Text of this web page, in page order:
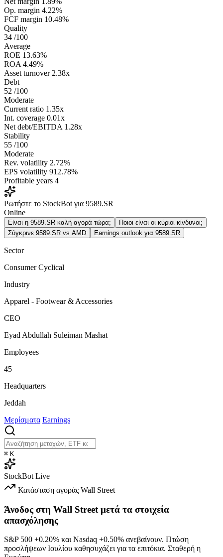
Op. margin 4.22%
FCF margin 10.48%
Quality
34 /100
Average
ROE 13.63%
ROA 4.49%
Asset turnover 2.38x
Debt
52 /100
Moderate
Current ratio 1.35x
Int. coverage 0.01x
Net debt/EBITDA 1.28x
Stability
55 /100
Moderate
Rev. volatility 2.72%
EPS volatility 912.78%
Profitable years 4
Ρωτήστε το StockBot για 9589.SR
Online
Είναι η 9589.SR καλή αγορά τώρα;
Ποιοι είναι οι κύριοι κίνδυνοι;
Σύγκρινε 9589.SR vs AMD
Earnings outlook για 9589.SR
Sector
Consumer Cyclical
Industry
Apparel - Footwear & Accessories
CEO
Eyad Abdullah Suleiman Mashat
Employees
45
Headquarters
Jeddah
Μερίσματα Earnings
⌘ K
StockBot Live
Κατάσταση αγοράς Wall Street
Άνοδος στη Wall Street μετά τα στοιχεία
απασχόλησης
S&P 500 +0.20% και Nasdaq +0.50% ανεβαίνουν. Πτώση
προσλήψεων Ιουλίου καθησυχάζει για τα επιτόκια. Σταθερή η